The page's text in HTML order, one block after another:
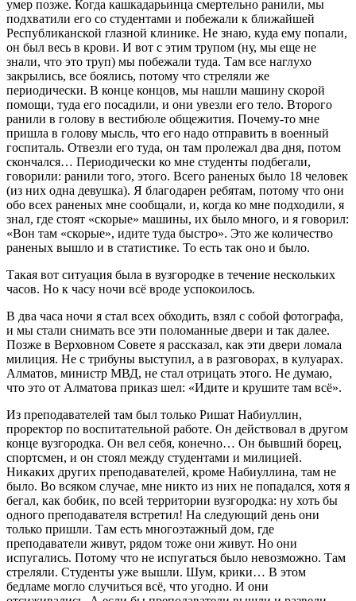
умер позже. Когда кашкадарьинца смертельно ранили, мы
подхватили его со студентами и побежали к ближайшей
Республиканской глазной клинике. Не знаю, куда ему попали,
он был весь в крови. И вот с этим трупом (ну, мы еще не
знали, что это труп) мы побежали туда. Там все наглухо
закрылись, все боялись, потому что стреляли же
периодически. В конце концов, мы нашли машину скорой
помощи, туда его посадили, и они увезли его тело. Второго
ранили в голову в вестибюле общежития. Почему-то мне
пришла в голову мысль, что его надо отправить в военный
госпиталь. Отвезли его туда, он там пролежал два дня, потом
скончался… Периодически ко мне студенты подбегали,
говорили: ранили того, этого. Всего раненых было 18 человек
(из них одна девушка). Я благодарен ребятам, потому что они
обо всех раненых мне сообщали, и, когда ко мне подходили, я
знал, где стоят «скорые» машины, их было много, и я говорил:
«Вон там «скорые», идите туда быстро». Это же количество
раненых вышло и в статистике. То есть так оно и было.
Такая вот ситуация была в вузгородке в течение нескольких
часов. Но к часу ночи всё вроде успокоилось.
В два часа ночи я стал всех обходить, взял с собой фотографа,
и мы стали снимать все эти поломанные двери и так далее.
Позже в Верховном Совете я рассказал, как эти двери ломала
милиция. Не с трибуны выступил, а в разговорах, в кулуарах.
Алматов, министр МВД, не стал отрицать этого. Не думаю,
что это от Алматова приказ шел: «Идите и крушите там всё».
Из преподавателей там был только Ришат Набиуллин,
проректор по воспитательной работе. Он действовал в другом
конце вузгородка. Он вел себя, конечно… Он бывший борец,
спортсмен, и он стоял между студентами и милицией.
Никаких других преподавателей, кроме Набиуллина, там не
было. Во всяком случае, мне никто из них не попадался, хотя я
бегал, как бобик, по всей территории вузгородка: ну хоть бы
одного преподавателя встретил! На следующий день они
только пришли. Там есть многоэтажный дом, где
преподаватели живут, рядом тоже они живут. Но они
испугались. Потому что не испугаться было невозможно. Там
стреляли. Студенты уже вышли. Шум, крики… В этом
бедламе могло случиться всё, что угодно. И они